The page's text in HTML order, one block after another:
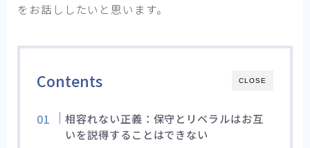
をお話ししたいと思います。
CLOSE
Contents
相容れない正義：保守とリベラルはお互
いを説得することはできない